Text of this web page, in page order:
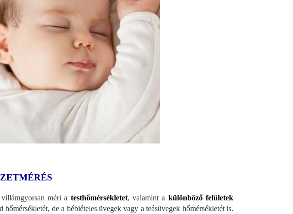
méri a testhőmérsékletet, valamint a különböző felületek
de a bébiételes üvegek vagy a teásüvegek hőmérsékletét is.